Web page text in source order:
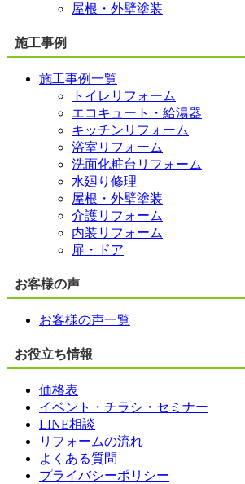
屋根・外壁塗装
施工事例
施工事例一覧
トイレリフォーム
エコキュート・給湯器
キッチンリフォーム
浴室リフォーム
洗面化粧台リフォーム
水廻り修理
屋根・外壁塗装
介護リフォーム
内装リフォーム
扉・ドア
お客様の声
お客様の声一覧
お役立ち情報
価格表
イベント・チラシ・セミナー
LINE相談
リフォームの流れ
よくある質問
プライバシーポリシー